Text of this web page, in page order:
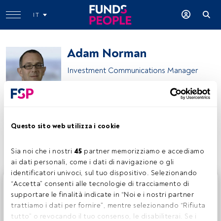
Questo sito web utilizza i cookie
Sia noi che i nostri 45 partner memorizziamo e accediamo
ai dati personali, come i dati di navigazione o gli
identificatori univoci, sul tuo dispositivo. Selezionando
“Accetta” consenti alle tecnologie di tracciamento di
supportare le finalità indicate in “Noi e i nostri partner
trattiamo i dati per fornire”, mentre selezionando “Rifiuta
tutto” o revocando il tuo consenso, le disabiliterai. Se i
IT
Adam Norman
Investment Communications Manager
Condividi:
Questo è un articolo riservato agli utenti FundsPeople. Se
sei già registrato, accedi tramite il pulsante Login. Se non
hai ancora un account, ti invitiamo a registrarti per scoprire
tutti i contenuti che FundsPeople ha da offrire.